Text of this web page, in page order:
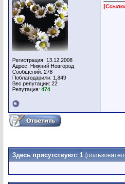
Регистрация: 13.12.2008
Адрес: Нижний Новгород
Сообщений: 278
Поблагодарили: 1,849
Вес репутации: 22
Репутация: 474
Здесь присутствуют: 1